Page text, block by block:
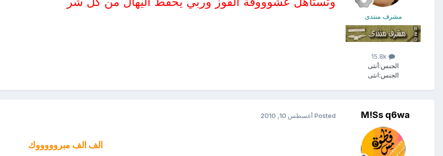
مشرف منتدى
الجنس:أنثى
الجنس:انثى
M!Ss q6wa
Posted أغسطس 10, 2010
الف الف مبروووووك